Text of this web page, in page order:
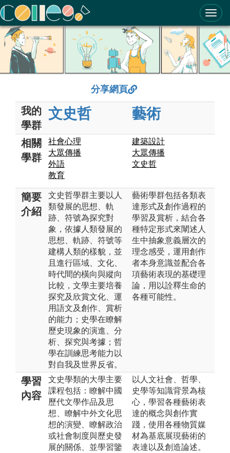
ColleGo! 大學選才與高中育才輔助系統
分享網頁
我的
學群
文史哲 藝術
相關
學群
社會心理
大眾傳播
外語
教育
建築設計
大眾傳播
文史哲
簡要
介紹
文史哲學群主要以人
類發展的思想、軌
跡、符號為探究對
象，依據人類發展的
思想、軌跡、符號等
建構人類的樣貌，並
且進行區域、文化、
時代間的橫向與縱向
比較，文學主要培養
探究及欣賞文化、運
用語文及創作、賞析
的能力；史學在瞭解
歷史現象的演進、分
析、探究與考據；哲
學在訓練思考能力以
對自我及世界反省。
藝術學群包括各類表
達形式及創作過程的
學習及賞析，結合各
種特定形式來闡述人
生中抽象意義層次的
理念感受，運用創作
者本身意識並配合各
項藝術表現的基礎理
論，用以詮釋生命的
各種可能性。
學習
內容
文史學類的大學主要
課程包括：瞭解中國
歷代文學作品及思
想、瞭解中外文化思
想的演變、瞭解政治
或社會制度與歷史發
展的關係、並學習鑒
以人文社會、哲學、
史學等知識背景為核
心，學習各種藝術表
達的概念與創作實
踐，使用各種物質媒
材為基底展現藝術的
表達以及創造論述。